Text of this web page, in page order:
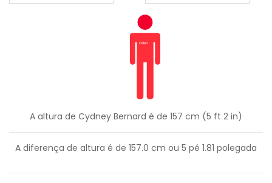
A altura de Cydney Bernard é de 157 cm (5 ft 2 in)
A diferença de altura é de 157.0 cm ou 5 pé 1.81 polegada